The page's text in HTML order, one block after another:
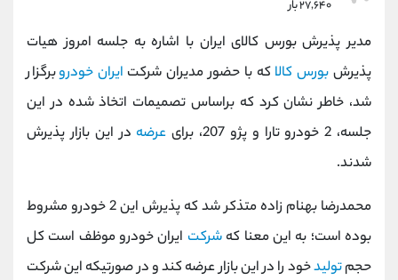
۲۷,۶۴۰ بار
مدیر پذیرش بورس کالای ایران با اشاره به جلسه امروز هیات
پذیرش بورس کالا که با حضور مدیران شرکت ایران خودروبرگزار
شد، خاطر نشان کرد که براساس تصمیمات اتخاذ شده در این
جلسه، 2 خودرو تارا و پژو 207، برای
عرضه در این بازار پذیرش
شدند.
محمدرضا بهنام زاده متذکر شد که پذیرش این 2 خودرو مشروط
بوده است؛ به این معنا کهشرکت ایران خودرو موظف است کل
حجمتولیدخود را در این بازار عرضه کند و در صورتیکه این شرکت
اطلاعات تماس (دفتر فروش)
021-22021030
بدون پیش شماره 90001030
اینستاگرام @alireza.mehrabii
کانال تلگرام @alirezamehrabi_com